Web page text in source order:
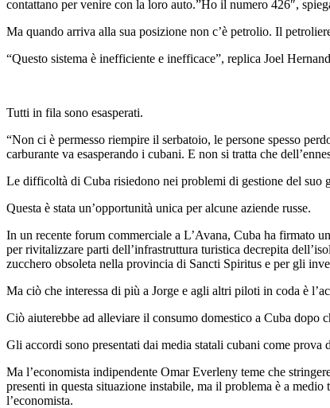
contattano per venire con la loro auto.”Ho il numero 426″,
Ma quando arriva alla sua posizione non c’è petrolio. Il
“Questo sistema è inefficiente e inefficace”, replica Joel
Tutti in fila sono esasperati.
“Non ci è permesso riempire il serbatoio, le persone spesso
carburante va esasperando i cubani. E non si tratta che
Le difficoltà di Cuba risiedono nei problemi di gestione del suo
Questa è stata un’opportunità unica per alcune aziende russe.
In un recente forum commerciale a L’Avana, Cuba ha firmato
per rivitalizzare parti dell’infrastruttura turistica decrepita
zucchero obsoleta nella provincia di Sancti Spiritus e per gli
Ma ciò che interessa di più a Jorge e agli altri piloti in coda è
Ciò aiuterebbe ad alleviare il consumo domestico a Cuba
Gli accordi sono presentati dai media statali cubani come
Ma l’economista indipendente Omar Everleny teme che
presenti in questa situazione instabile, ma il problema è a
l’economista.